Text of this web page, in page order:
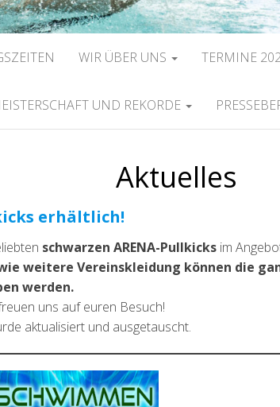
WIR ÜBER UNS TERMINE
UND REKORDE
Aktuelles
erhältlich!
schwarzen ARENA-Pullkicks im
weitere Vereinskleidung können die
werden.
uns auf euren Besuch!
aktualisiert und ausgetauscht.